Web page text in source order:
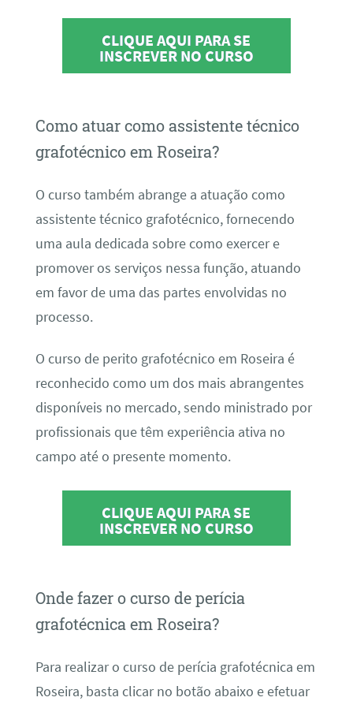
CLIQUE AQUI PARA SE
INSCREVER NO CURSO
Como atuar como assistente técnico
grafotécnico em Roseira?
O curso também abrange a atuação como
assistente técnico grafotécnico, fornecendo
uma aula dedicada sobre como exercer e
promover os serviços nessa função, atuando
em favor de uma das partes envolvidas no
processo.
O curso de perito grafotécnico em Roseira é
reconhecido como um dos mais abrangentes
disponíveis no mercado, sendo ministrado por
profissionais que têm experiência ativa no
campo até o presente momento.
CLIQUE AQUI PARA SE
INSCREVER NO CURSO
Onde fazer o curso de perícia
grafotécnica em Roseira?
Para realizar o curso de perícia grafotécnica em
Roseira, basta clicar no botão abaixo e efetuar